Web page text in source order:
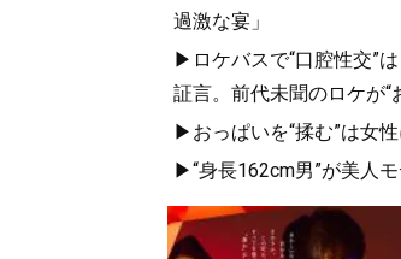
過激な宴」
▶ロケバスで“口腔性交”
証言。前代未聞のロケが“
▶おっぱいを“揉む”は女
▶“身長162cm男”が美人